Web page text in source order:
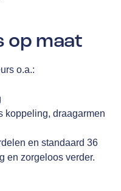
op maat
o.a.:
koppeling, draagarmen
en standaard 36
en zorgeloos verder.